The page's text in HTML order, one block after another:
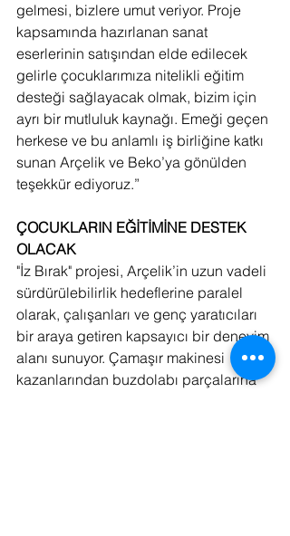
gelmesi, bizlere umut veriyor. Proje
kapsamında hazırlanan sanat
eserlerinin satışından elde edilecek
gelirle çocuklarımıza nitelikli eğitim
desteği sağlayacak olmak, bizim için
ayrı bir mutluluk kaynağı. Emeği geçen
herkese ve bu anlamlı iş birliğine katkı
sunan Arçelik ve Beko’ya gönülden
teşekkür ediyoruz.”
ÇOCUKLARIN EĞİTİMİNE DESTEK
OLACAK
"İz Bırak" projesi, Arçelik’in uzun vadeli
sürdürülebilirlik hedeflerine paralel
olarak, çalışanları ve genç yaratıcıları
bir araya getiren kapsayıcı bir deneyim
alanı sunuyor. Çamaşır makinesi
kazanlarından buzdolabı parçalarına